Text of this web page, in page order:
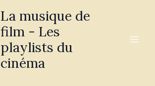
La musique de
film - Les
playlists du
cinéma